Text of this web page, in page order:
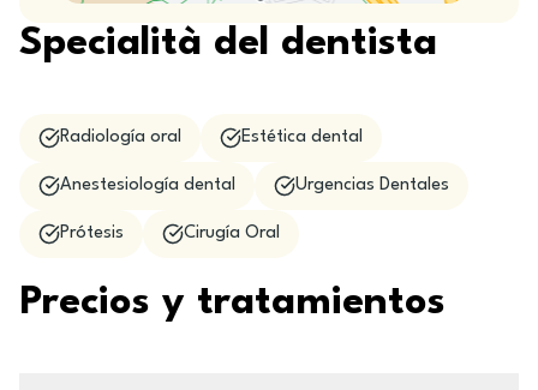
Specialità del dentista
Radiología oral Estética dental
Anestesiología dental Urgencias Dentales
Prótesis Cirugía Oral
Precios y tratamientos